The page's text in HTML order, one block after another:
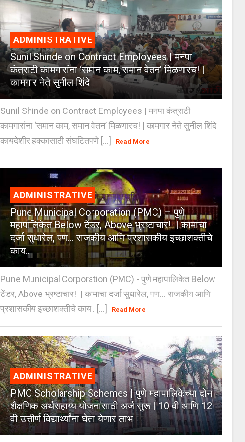
ADMINISTRATIVE
Sunil Shinde on Contract Employees | मनपा
कंत्राटी कामगारांना ‘समान काम, समान वेतन’ मिळणारच! |
कामगार नेते सुनील शिंदे
Sunil Shinde on Contract Employees | मनपा कंत्राटी
कामगारांना ‘समान काम, समान वेतन’ मिळणारच! | कामगार नेते सुनील शिंदे
कायदेशीर हक्कासाठी संघटितपणे [...]
Read More
ADMINISTRATIVE
Pune Municipal Corporation (PMC) – पुणे
महापालिकेत Below टेंडर, Above भ्रष्टाचार! | कामाचा
दर्जा सुधारेल, पण… राजकीय आणि प्रशासकीय इच्छाशक्तीचे
काय..!
Pune Municipal Corporation (PMC) - पुणे महापालिकेत Below
टेंडर, Above भ्रष्टाचार! | कामाचा दर्जा सुधारेल, पण… राजकीय आणि
प्रशासकीय इच्छाशक्तीचे काय.. [...]
Read More
ADMINISTRATIVE
PMC Scholarship Schemes | पुणे महापालिकेच्या दोन
शैक्षणिक अर्थसहाय्य योजनांसाठी अर्ज सुरू | 10 वी आणि 12
वी उत्तीर्ण विद्यार्थ्यांना घेता येणार लाभ